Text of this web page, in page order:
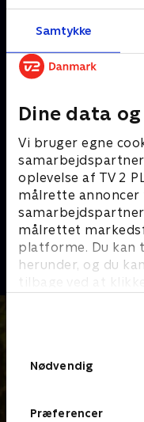
Samtykke
Dine data
Vi bruger egne
oplevelse af TV 2
målrette annoncer
målrettet
platforme. Du kan
herunder, og du
tilbage ved at
Nødvendig
Præferencer
halen, hvis den bliver
Andre så også
Mega (u)lækkert
Børneserier • 1 sæsoner